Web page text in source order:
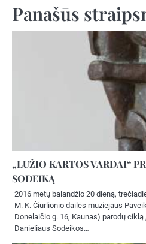
Panašūs
„LUŽIO KARTOS VARDAI“
SODEIKĄ
2016 metų balandžio 20 dieną,
M. K. Čiurlionio dailės muziejaus
Donelaičio g. 16, Kaunas) parodų ciklą
Danieliaus Sodeikos…